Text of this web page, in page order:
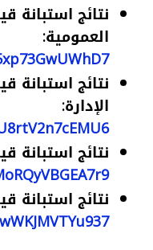
نتائج استبانة
العمومية:
نتائج
الإدارة:
نتائج
نتائج استبانة